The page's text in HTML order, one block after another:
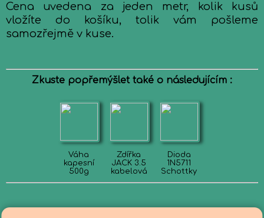
Cena uvedena za jeden metr, kolik kusů
vložíte do košíku, tolik vám pošleme
samozřejmě v kuse.
Zkuste popřemýšlet také o následujícím :
Váha
kapesní
500g
Zdířka
JACK 3.5
kabelová
Dioda
1N5711
Schottky